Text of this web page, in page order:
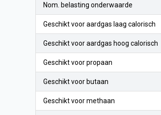
Nom. belasting onderwaarde
Geschikt voor aardgas laag calorisch
Geschikt voor aardgas hoog calorisch
Geschikt voor propaan
Geschikt voor butaan
Geschikt voor methaan